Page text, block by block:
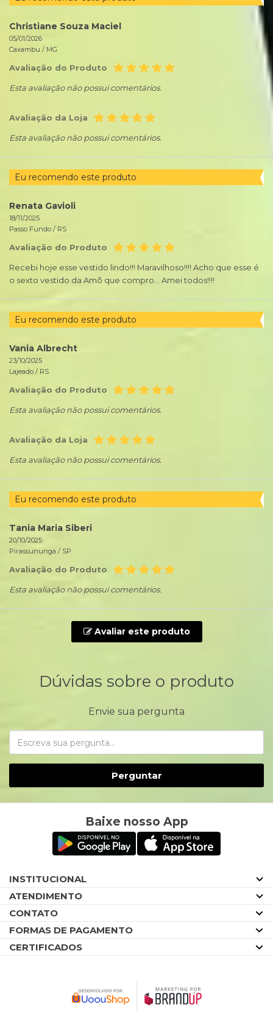
Christiane Souza Maciel
05/01/2026
Caxambu / MG
Avaliação do Produto
Esta avaliação não possui comentários.
Avaliação da Loja
Esta avaliação não possui comentários.
Eu recomendo este produto
Renata Gavioli
18/11/2025
Passo Fundo / RS
Avaliação do Produto
Recebi hoje esse vestido lindo!!! Maravilhoso!!!! Acho que esse é
o sexto vestido da Amô que compro... Amei todos!!!!
Eu recomendo este produto
Vania Albrecht
23/10/2025
Lajeado / RS
Avaliação do Produto
Esta avaliação não possui comentários.
Avaliação da Loja
Esta avaliação não possui comentários.
Eu recomendo este produto
Tania Maria Siberi
20/10/2025
Pirassununga / SP
Avaliação do Produto
Esta avaliação não possui comentários.
Avaliar este produto
Dúvidas sobre o produto
Envie sua pergunta
Perguntar
Baixe nosso App
INSTITUCIONAL
ATENDIMENTO
CONTATO
FORMAS DE PAGAMENTO
CERTIFICADOS